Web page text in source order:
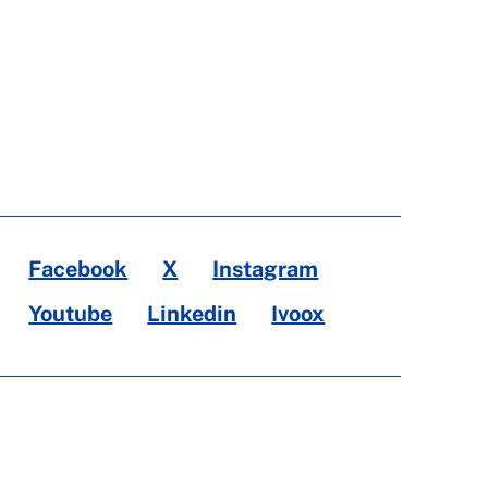
Facebook X
Instagram
Youtube
Linkedin Ivoox